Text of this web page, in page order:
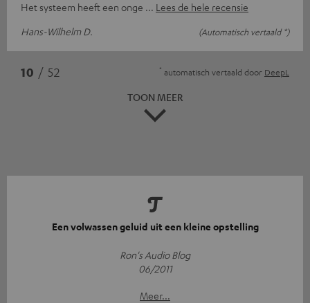
Het systeem heeft een onge
Lees de hele recensie
Hans-Wilhelm D.
(Automatisch vertaald *)
10 / 52 * automatisch vertaald door DeepL
TOON MEER
Een volwassen geluid uit een kleine opstelling
Ron's Audio Blog
06/2011
Meer...